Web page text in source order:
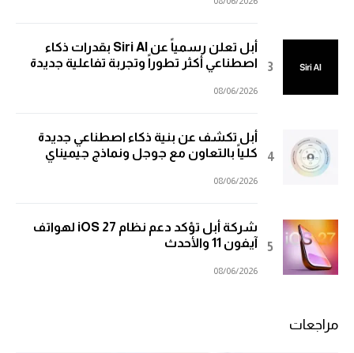
أبل تعلن رسمياً عن Siri AI بقدرات ذكاء
اصطناعي أكثر تطوراً وتجربة تفاعلية جديدة
08/06/2026
أبل تكشف عن بنية ذكاء اصطناعي جديدة
كلياً بالتعاون مع جوجل ونماذج جيميناي
08/06/2026
شركة أبل تؤكد دعم نظام iOS 27 لهواتف
آيفون 11 والأحدث
08/06/2026
مراجعات